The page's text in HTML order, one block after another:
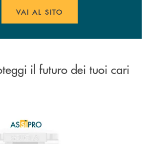
VAI AL SITO
il futuro dei tuoi cari